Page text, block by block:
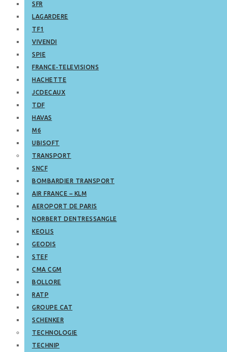
SFR
LAGARDERE
TF1
VIVENDI
SPIE
FRANCE-TELEVISIONS
HACHETTE
JCDECAUX
TDF
HAVAS
M6
UBISOFT
TRANSPORT
SNCF
BOMBARDIER TRANSPORT
AIR FRANCE – KLM
AEROPORT DE PARIS
NORBERT DENTRESSANGLE
KEOLIS
GEODIS
STEF
CMA CGM
BOLLORE
RATP
GROUPE CAT
SCHENKER
TECHNOLOGIE
TECHNIP